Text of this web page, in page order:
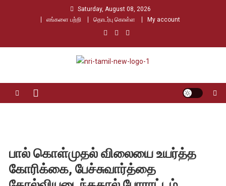
Saturday, August 08, 2026
எங்களை பற்றி
தொடர்பு கொள்ள My account
Nri Tamil
பால் கொள்முதல் விலையை உயர்த்த
கோரிக்கை, பேச்சுவார்த்தை